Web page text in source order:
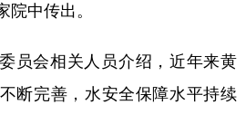
院中传出。
员会相关人员介绍，近年来黄
断完善，水安全保障水平持续